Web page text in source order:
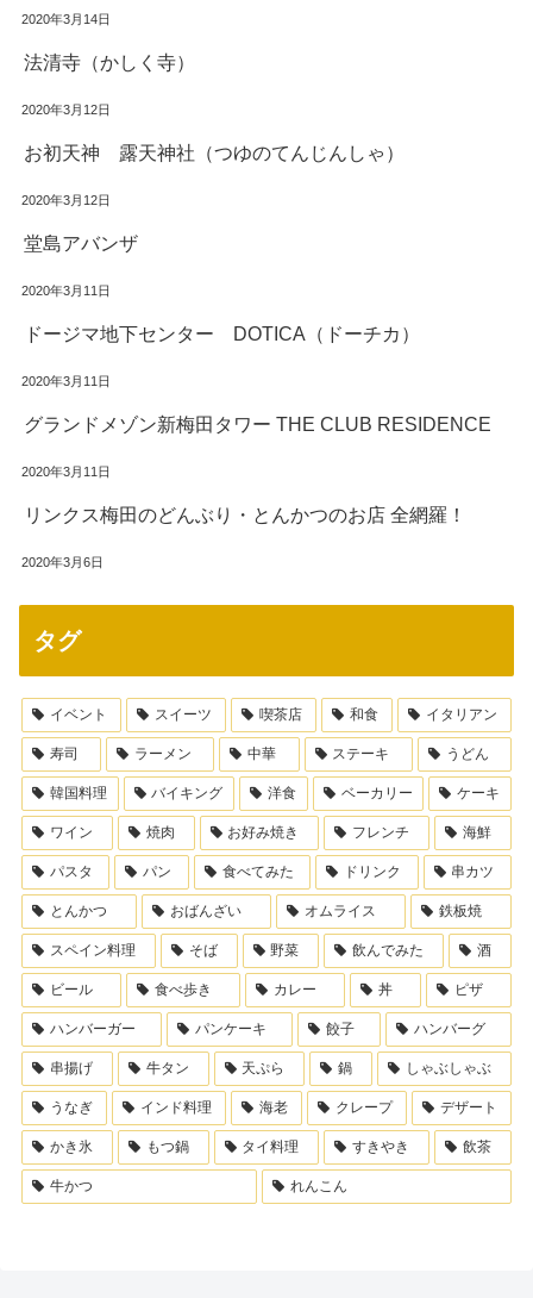
2020年3月14日
法清寺（かしく寺）
2020年3月12日
お初天神 露天神社（つゆのてんじんしゃ）
2020年3月12日
堂島アバンザ
2020年3月11日
ドージマ地下センター DOTICA（ドーチカ）
2020年3月11日
グランドメゾン新梅田タワー THE CLUB RESIDENCE
2020年3月11日
リンクス梅田のどんぶり・とんかつのお店 全網羅！
2020年3月6日
タグ
イベント スイーツ 喫茶店 和食 イタリアン
寿司 ラーメン 中華 ステーキ うどん
韓国料理 バイキング 洋食 ベーカリー ケーキ
ワイン 焼肉 お好み焼き フレンチ 海鮮
パスタ パン 食べてみた ドリンク 串カツ
とんかつ おばんざい オムライス 鉄板焼
スペイン料理 そば 野菜 飲んでみた 酒
ビール 食べ歩き カレー 丼 ピザ
ハンバーガー パンケーキ 餃子 ハンバーグ
串揚げ 牛タン 天ぷら 鍋 しゃぶしゃぶ
うなぎ インド料理 海老 クレープ デザート
かき氷 もつ鍋 タイ料理 すきやき 飲茶
牛かつ れんこん